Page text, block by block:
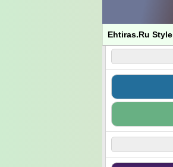
Ehtiras.Ru Style